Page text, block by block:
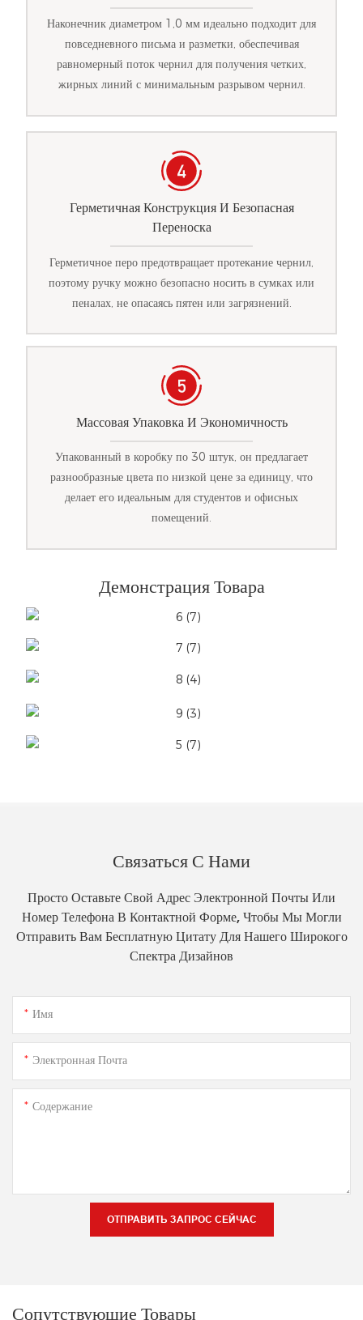
Наконечник диаметром 1,0 мм идеально подходит для
повседневного письма и разметки, обеспечивая
равномерный поток чернил для получения четких,
жирных линий с минимальным разрывом чернил.
Герметичная Конструкция И Безопасная
Переноска
Герметичное перо предотвращает протекание чернил,
поэтому ручку можно безопасно носить в сумках или
пеналах, не опасаясь пятен или загрязнений.
Массовая Упаковка И Экономичность
Упакованный в коробку по 30 штук, он предлагает
разнообразные цвета по низкой цене за единицу, что
делает его идеальным для студентов и офисных
помещений.
Демонстрация Товара
Связаться С Нами
Просто Оставьте Свой Адрес Электронной Почты Или
Номер Телефона В Контактной Форме, Чтобы Мы Могли
Отправить Вам Бесплатную Цитату Для Нашего Широкого
Спектра Дизайнов
Имя
Электронная Почта
Содержание
ОТПРАВИТЬ ЗАПРОС СЕЙЧАС
Сопутствующие Товары